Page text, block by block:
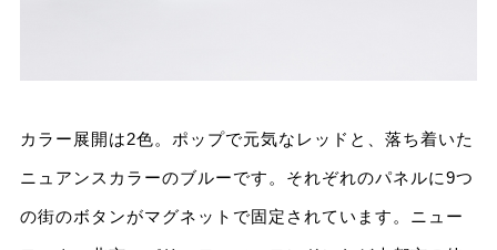
カラー展開は2色。ポップで元気なレッドと、落ち着いた
ニュアンスカラーのブルーです。それぞれのパネルに9つ
の街のボタンがマグネットで固定されています。ニュー